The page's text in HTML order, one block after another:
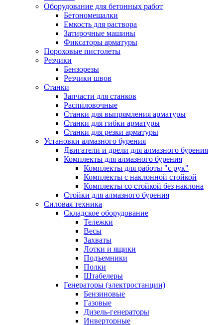
Оборудование для бетонных работ
Бетономешалки
Емкость для раствора
Затирочные машины
Фиксаторы арматуры
Пороховые пистолеты
Резчики
Бензорезы
Резчики швов
Станки
Запчасти для станков
Распиловочные
Станки для выпрямления арматуры
Станки для гибки арматуры
Станки для резки арматуры
Установки алмазного бурения
Двигатели и дрели для алмазного бурения
Комплекты для алмазного бурения
Комплекты для работы "с рук"
Комплекты с наклонной стойкой
Комплекты со стойкой без наклона
Стойки для алмазного бурения
Силовая техника
Складское оборудование
Тележки
Весы
Захваты
Лотки и ящики
Подъемники
Полки
Штабелеры
Генераторы (электростанции)
Бензиновые
Газовые
Дизель-генераторы
Инверторные